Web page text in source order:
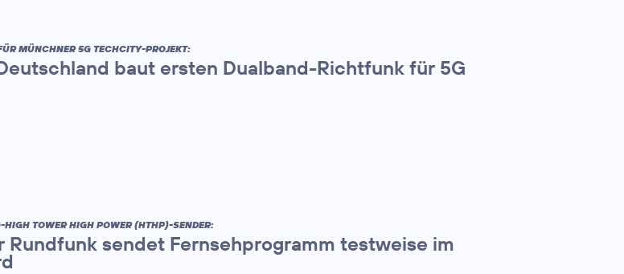
MÜNCHNER 5G TECHCITY-PROJEKT:
baut ersten Dualband-Richtfunk für 5G
HIGH TOWER HIGH POWER (HTHP)-SENDER:
Rundfunk sendet Fernsehprogramm testweise im